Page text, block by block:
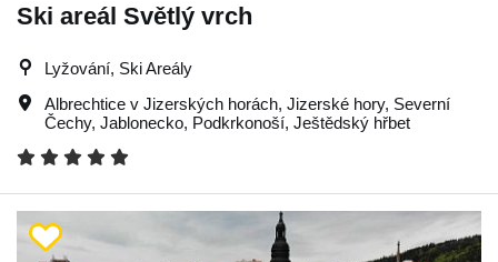
Ski areál Světlý vrch
Lyžování, Ski Areály
Albrechtice v Jizerských horách, Jizerské hory, Severní
Čechy, Jablonecko, Podkrkonoší, Ještědský hřbet